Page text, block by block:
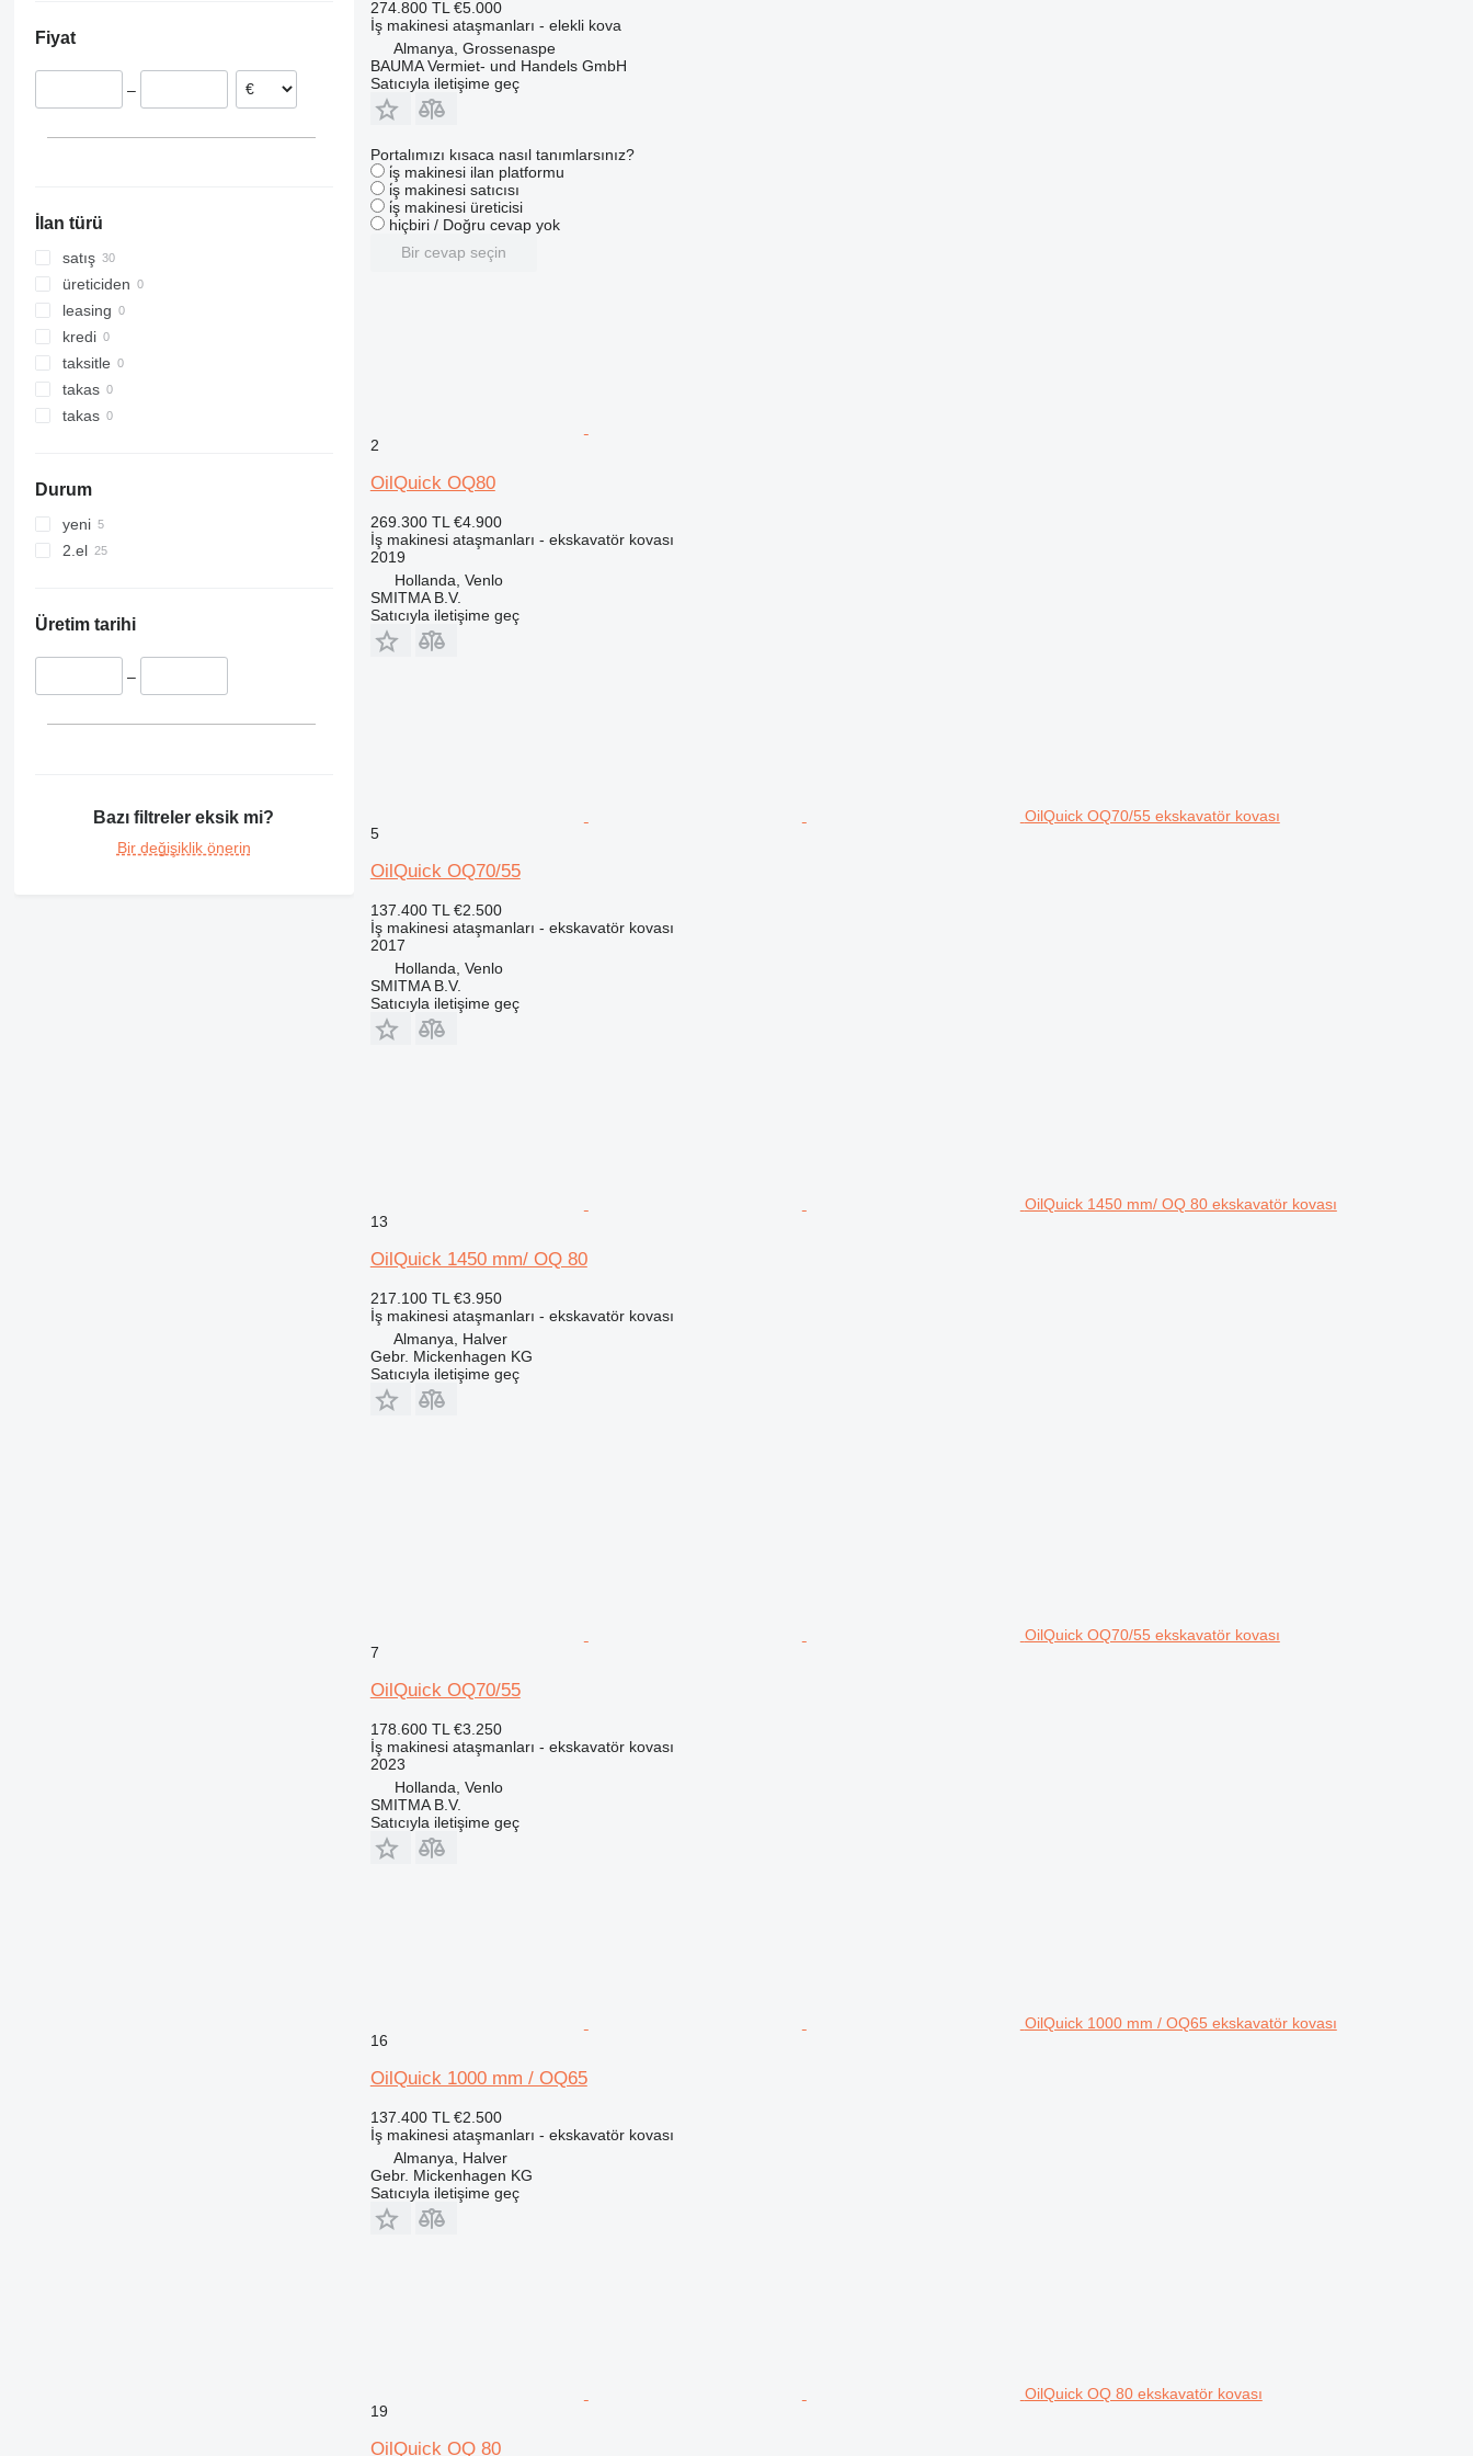
319
325
326
329
330
336
340
345
349
374
390
395
428
444
907
Fiyat
–
İlan türü
satış
üreticiden
leasing
kredi
taksitle
takas
takas
Durum
yeni
2.el
Üretim tarihi
–
Bazı filtreler eksik mi?
Bir değişiklik önerin
274.800 TL €5.000
İş makinesi ataşmanları - elekli kova
Almanya, Grossenaspe
BAUMA Vermiet- und Handels GmbH
Satıcıyla iletişime geç
Portalımızı kısaca nasıl tanımlarsınız?
i̇ş makinesi ilan platformu
i̇ş makinesi satıcısı
i̇ş makinesi üreticisi
hiçbiri / Doğru cevap yok
Bir cevap seçin
2
OilQuick OQ80
269.300 TL €4.900
İş makinesi ataşmanları - ekskavatör kovası
2019
Hollanda, Venlo
SMITMA B.V.
Satıcıyla iletişime geç
OilQuick OQ70/55 ekskavatör kovası
5
OilQuick OQ70/55
137.400 TL €2.500
İş makinesi ataşmanları - ekskavatör kovası
2017
Hollanda, Venlo
SMITMA B.V.
Satıcıyla iletişime geç
OilQuick 1450 mm/ OQ 80 ekskavatör kovası
13
OilQuick 1450 mm/ OQ 80
217.100 TL €3.950
İş makinesi ataşmanları - ekskavatör kovası
Almanya, Halver
Gebr. Mickenhagen KG
Satıcıyla iletişime geç
OilQuick OQ70/55 ekskavatör kovası
7
OilQuick OQ70/55
178.600 TL €3.250
İş makinesi ataşmanları - ekskavatör kovası
2023
Hollanda, Venlo
SMITMA B.V.
Satıcıyla iletişime geç
OilQuick 1000 mm / OQ65 ekskavatör kovası
16
OilQuick 1000 mm / OQ65
137.400 TL €2.500
İş makinesi ataşmanları - ekskavatör kovası
Almanya, Halver
Gebr. Mickenhagen KG
Satıcıyla iletişime geç
OilQuick OQ 80 ekskavatör kovası
19
OilQuick OQ 80